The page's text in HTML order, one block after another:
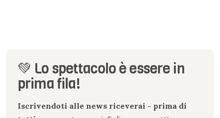
💚 Lo spettacolo è essere in
prima fila!
Iscrivendoti alle news riceverai - prima di